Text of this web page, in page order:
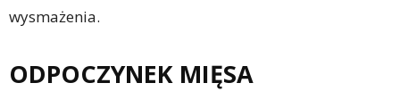
wysmażenia.
ODPOCZYNEK MIĘSA